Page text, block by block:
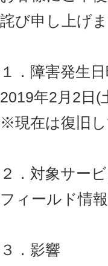
詫び申し上げま
１．障害発生
2019年2月2日(
※現在は復旧し
２．対象サー
フィールド情
３．影響